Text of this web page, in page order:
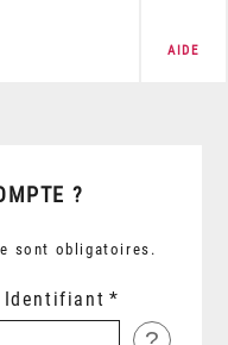
AIDE
?
sont obligatoires.
Identifiant
?